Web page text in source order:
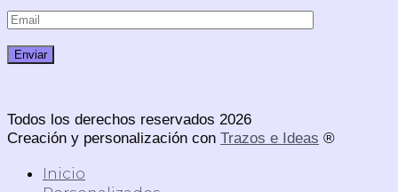
Todos los derechos reservados 2026
Creación y personalización con Trazos e Ideas ®
Inicio